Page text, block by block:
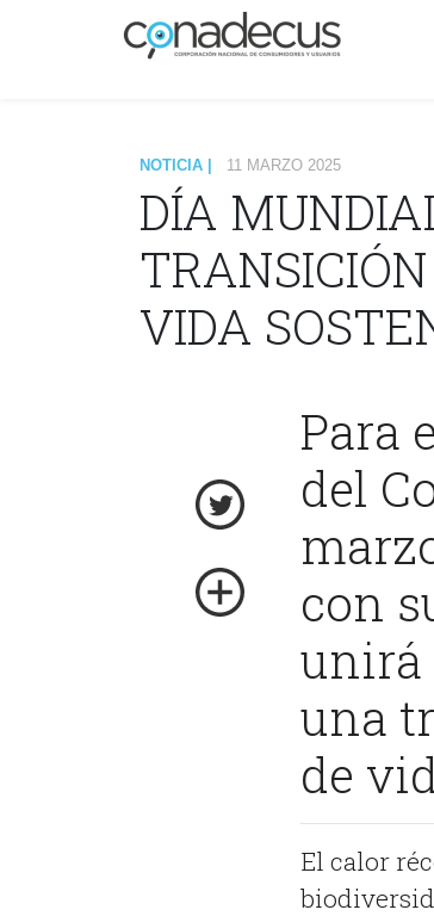
NOTICIA | 11 MARZO 2025
DÍA
VIDA
Para
del
con
unirá
una
de
El calor